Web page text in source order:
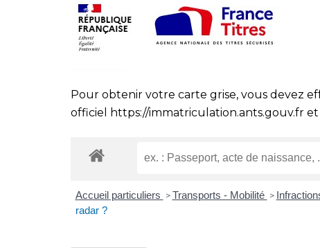
Pour obtenir votre carte grise, vous devez
officiel
https://immatriculation.ants.gouv.fr et
Accueil particuliers > Transports - Mobilité >
radar ?